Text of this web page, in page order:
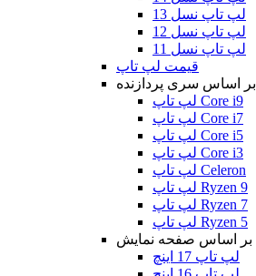
لپ تاپ نسل 13
لپ تاپ نسل 12
لپ تاپ نسل 11
قیمت لپ تاپ
بر اساس سری پردازنده
لپ تاپ Core i9
لپ تاپ Core i7
لپ تاپ Core i5
لپ تاپ Core i3
لپ تاپ Celeron
لپ تاپ Ryzen 9
لپ تاپ Ryzen 7
لپ تاپ Ryzen 5
بر اساس صفحه نمایش
لپ تاپ 17 اینچ